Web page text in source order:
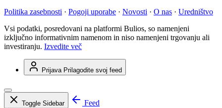
Politika zasebnosti · Pogoji uporabe · Novosti · O nas · Uredništvo
Vsi podatki, posredovani na platformi Bulios, so namenjeni
izključno informativnim namenom in niso namenjeni trgovanju ali
investiranju. Izvedite več
Prijava Prilagodite svoj feed
Toggle Sidebar
Feed